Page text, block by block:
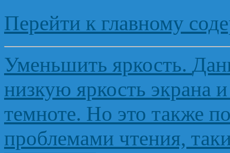
Перейти к главному
Уменьшить яркость.
низкую яркость экрана
темноте. Но это также
проблемами чтения,